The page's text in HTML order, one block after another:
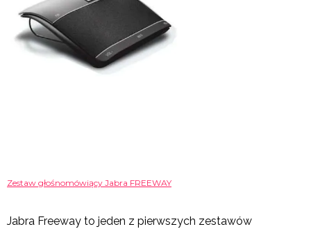
Zestaw głośnomówiący Jabra FREEWAY
Jabra Freeway to jeden z pierwszych zestawów